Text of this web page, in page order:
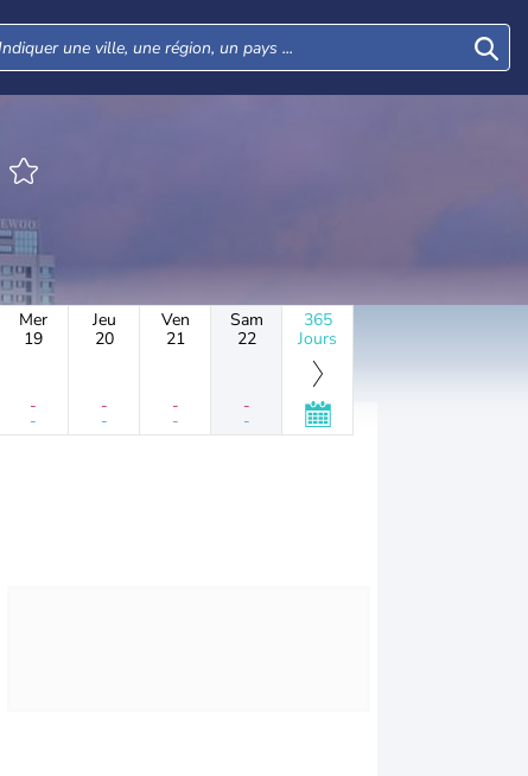
Mer
19
-
-
Jeu
20
-
-
Ven
21
-
-
Sam
22
-
-
365
Jours